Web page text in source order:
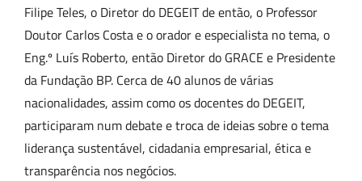
Filipe Teles, o Diretor do DEGEIT de então, o Professor
Doutor Carlos Costa e o orador e especialista no tema, o
Eng.º Luís Roberto, então Diretor do GRACE e Presidente
da Fundação BP. Cerca de 40 alunos de várias
nacionalidades, assim como os docentes do DEGEIT,
participaram num debate e troca de ideias sobre o tema
liderança sustentável, cidadania empresarial, ética e
transparência nos negócios.